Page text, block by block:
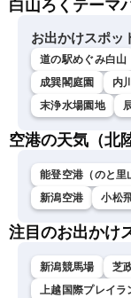
白山ろくテーマ
お出かけスポッ
道の駅めぐみ白山
成巽閣庭園
内
末浄水場園地
空港の天気（北
能登空港（のと里
新潟空港
小松
注目のお出かけ
新潟競馬場 芝
上越国際プレイラ